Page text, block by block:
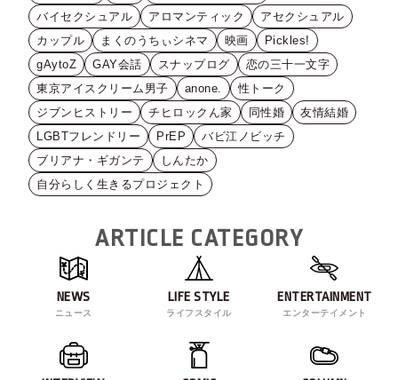
バイセクシュアル
アロマンティック
アセクシュアル
カップル
まくのうちぃシネマ 映画
Pickles!
gAytoZ
GAY会話 スナップログ
恋の三十一文字
東京アイスクリーム男子
anone.
性トーク
ジブンヒストリー
チヒロックん家 同性婚
友情結婚
LGBTフレンドリー
PrEP
バビ江ノビッチ
ブリアナ・ギガンテ
しんたか
自分らしく生きるプロジェクト
ARTICLE CATEGORY
NEWS
ニュース
LIFE STYLE
ライフスタイル
ENTERTAINMENT
エンターテイメント